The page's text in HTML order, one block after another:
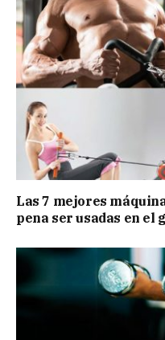
Las 7 mejores
pena ser usadas en el